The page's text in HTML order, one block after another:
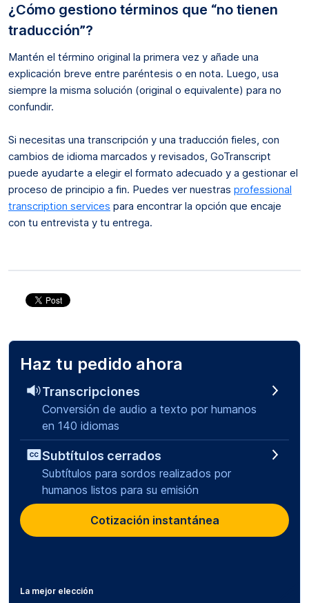
¿Cómo gestiono términos que “no tienen
traducción”?
Mantén el término original la primera vez y añade una
explicación breve entre paréntesis o en nota. Luego, usa
siempre la misma solución (original o equivalente) para no
confundir.
Si necesitas una transcripción y una traducción fieles, con
cambios de idioma marcados y revisados, GoTranscript
puede ayudarte a elegir el formato adecuado y a gestionar el
proceso de principio a fin. Puedes ver nuestras professional
transcription services para encontrar la opción que encaje
con tu entrevista y tu entrega.
Haz tu pedido ahora
Transcripciones
Conversión de audio a texto por humanos
en 140 idiomas
Subtítulos cerrados
Subtítulos para sordos realizados por
humanos listos para su emisión
Cotización instantánea
La mejor elección